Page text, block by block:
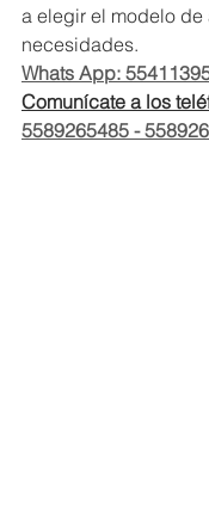
a elegir el modelo de
necesidades.
Whats App:
Comunícate a los
5589265485 -